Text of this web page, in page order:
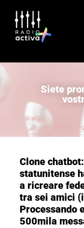
Siete
Clone
statunitense
a ricreare
tra sei amici
Processando
500mila